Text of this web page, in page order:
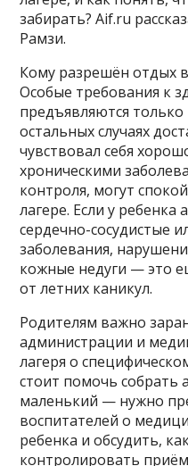
забирать? Aif.ru
Рамзи.
Кому разрешён отдых
Особые требования к
предъявляются только
остальных случаях
чувствовал себя
хроническими
контроля, могут
лагере. Если у ребенка
сердечно-сосудистые
заболевания,
кожные недуги — это
от летних каникул.
Родителям важно
администрации и
лагеря о
стоит помочь собрать
маленький — нужно
воспитателей о
ребенка и обсудить,
контролировать